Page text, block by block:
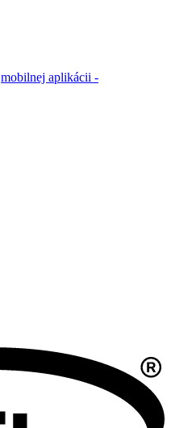
mobilnej aplikácii -